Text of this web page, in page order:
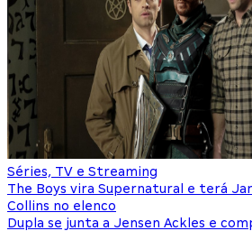
Séries, TV e Streaming
The Boys vira Supernatural e terá
Collins no elenco
Dupla se junta a Jensen Ackles e